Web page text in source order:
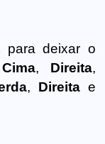
para deixar o
Cima, Direita,
, Direitae